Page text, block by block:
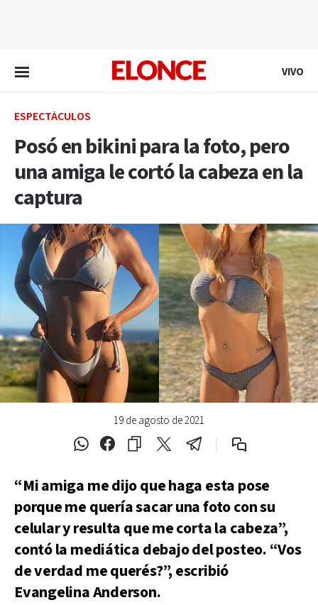
VIVO
ESPECTÁCULOS
Posó en bikini para la foto, pero
una amiga le cortó la cabeza en la
captura
19 de agosto de 2021
“Mi amiga me dijo que haga esta pose
porque me quería sacar una foto con su
celular y resulta que me corta la cabeza”,
contó la mediática debajo del posteo. “Vos
de verdad me querés?”, escribió
Evangelina Anderson.